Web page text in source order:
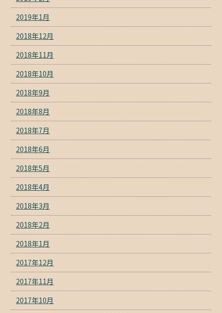
2019年1月
2018年12月
2018年11月
2018年10月
2018年9月
2018年8月
2018年7月
2018年6月
2018年5月
2018年4月
2018年3月
2018年2月
2018年1月
2017年12月
2017年11月
2017年10月